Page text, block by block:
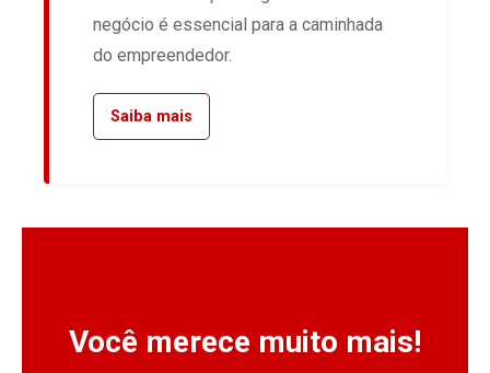
negócio é essencial para a caminhada
do empreendedor.
Saiba mais
Você merece muito mais!